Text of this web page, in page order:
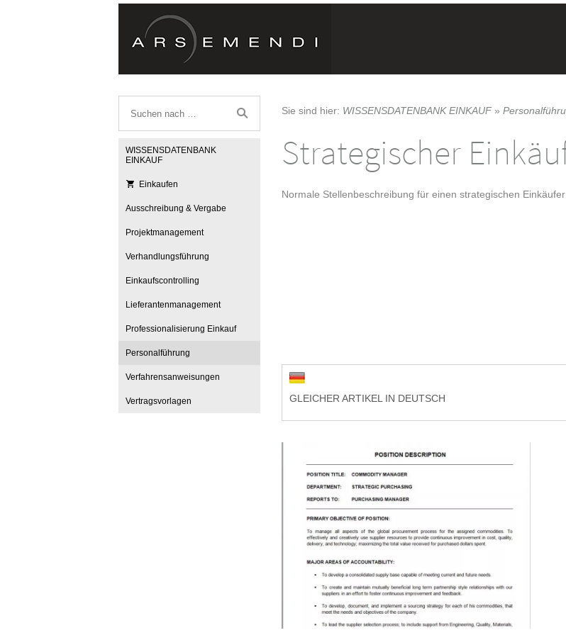
WISSENSDATENBANK
EINKAUF
Einkaufen
Ausschreibung & Vergabe
Projektmanagement
Verhandlungsführung
Einkaufscontrolling
Lieferantenmanagement
Professionalisierung Einkauf
Personalführung
Verfahrensanweisungen
Vertragsvorlagen
Sie sind hier: WISSENSDATENBANK EINKAUF »
Strategischer
Normale Stellenbeschreibung für einen strategischen Einkäufer
GLEICHER ARTIKEL IN DEUTSCH